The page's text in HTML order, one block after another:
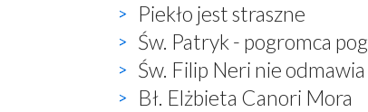
Piekło jest straszne
Św. Patryk - pogromca
Św. Filip Neri nie
Bł. Elżbieta Canori Mora